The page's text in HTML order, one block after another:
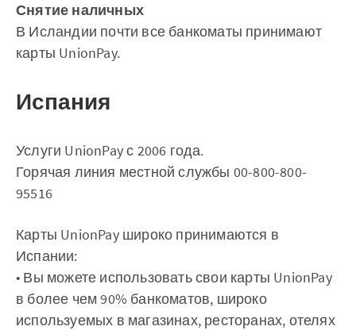
Снятие наличных
В Исландии почти все банкоматы принимают
карты UnionPay.
Испания
Услуги UnionPay с 2006 года.
Горячая линия местной службы 00-800-800-
95516
Карты UnionPay широко принимаются в
Испании:
• Вы можете использовать свои карты UnionPay
в более чем 90% банкоматов, широко
используемых в магазинах, ресторанах, отелях